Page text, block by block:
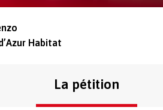
Habitat
La pétition